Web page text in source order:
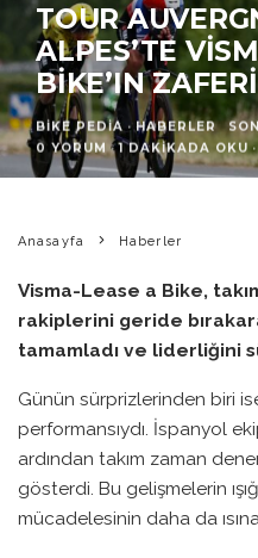
TOUR
ALPES’TE
BIKE’IN ZAFERI
BIKE PEDIA · HABERLER
0 YORUM · 1 DAKIKADA OKU ·
Anasayfa Haberler
Visma-Lease a Bike,
rakiplerini geride
tamamladı ve liderliğini
Günün sürprizlerinden biri
performansıydı. İspanyol
ardından takım zaman
gösterdi. Bu gelişmelerin
mücadelesinin daha da